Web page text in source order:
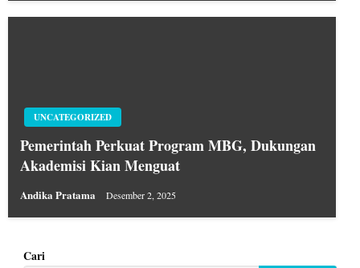
UNCATEGORIZED
Pemerintah Perkuat Program MBG, Dukungan
Akademisi Kian Menguat
Andika Pratama Desember 2, 2025
Cari